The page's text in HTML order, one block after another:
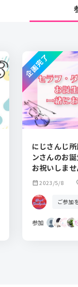
にじさんじ
ンさんのお
お祝いしませ
calendar_month2023/5/8
ご参加
参加
企画完了